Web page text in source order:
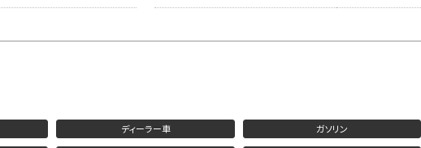
ディーラー車 ガソリン